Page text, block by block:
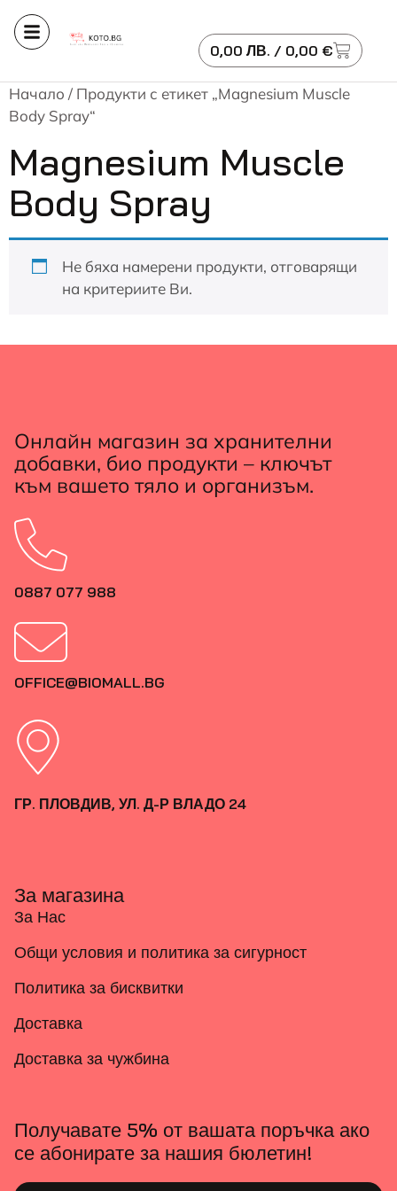
0,00 ЛВ. / 0,00 €
Начало / Продукти с етикет „Magnesium Muscle
Body Spray“
Magnesium Muscle
Body Spray
Не бяха намерени продукти, отговарящи
на критериите Ви.
Онлайн магазин за хранителни
добавки, био продукти – ключът
към вашето тяло и организъм.
0887 077 988
OFFICE@BIOMALL.BG
ГР. ПЛОВДИВ, УЛ. Д-Р ВЛАДО 24
За магазина
За Нас
Общи условия и политика за сигурност
Политика за бисквитки
Доставка
Доставка за чужбина
Получавате 5% от вашата поръчка ако
се абонирате за нашия бюлетин!